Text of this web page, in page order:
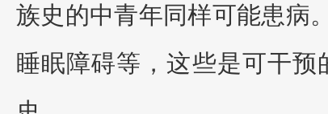
族史的中青年同样可能患病
睡眠障碍等，这些是可干